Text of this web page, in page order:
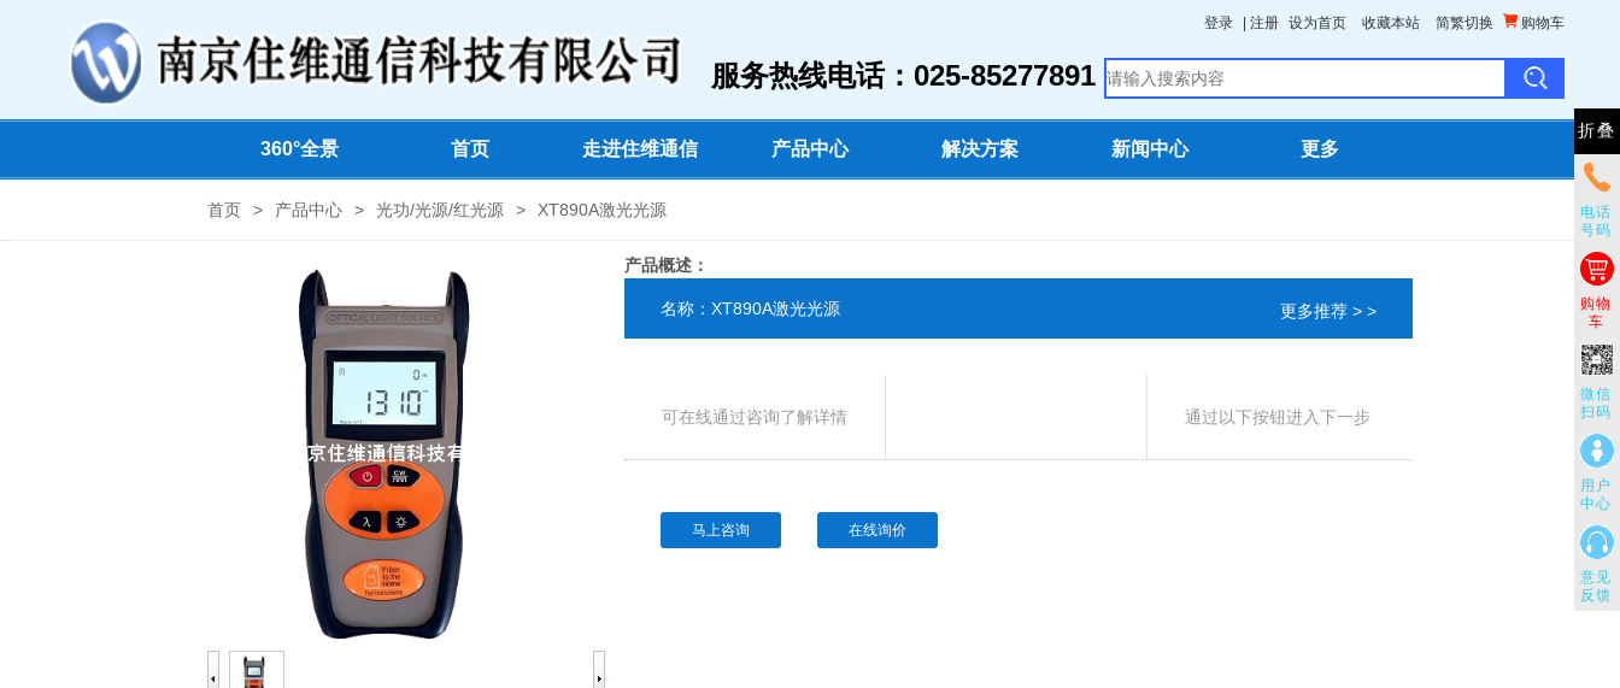
折叠
电话
号码
购物
车
微信
扫码
用户
中心
意见
反馈
服务热线电话：025-85277891
登录 注册 设为首页 收藏本站 简繁切换 购物车
360°全景 首页 走进住维通信 产品中心 解决方案 新闻中心 更多
首页 > 产品中心 > 光功/光源/红光源 > XT890A激光光源
产品概述：
名称：XT890A激光光源 更多推荐 > >
可在线通过咨询了解详情 通过以下按钮进入下一步
马上咨询 在线询价